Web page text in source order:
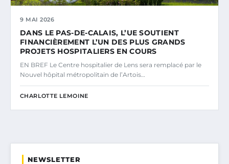
9 MAI 2026
DANS LE PAS-DE-CALAIS, L’UE SOUTIENT
FINANCIÈREMENT L’UN DES PLUS GRANDS
PROJETS HOSPITALIERS EN COURS
EN BREF Le Centre hospitalier de Lens sera remplacé par le
Nouvel hôpital métropolitain de l’Artois…
CHARLOTTE LEMOINE
NEWSLETTER